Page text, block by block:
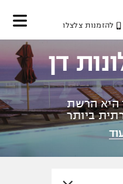
להזמנות צלצלו
דן
היא הרשת
ביותר